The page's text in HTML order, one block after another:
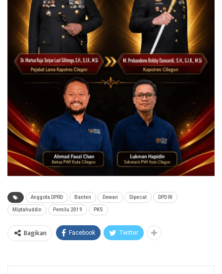
Anggota DPRD Banten Dewan Dipecat DPD RI
Miptahuddin Pemilu 2019 PKS
Bagikan Facebook Twitter